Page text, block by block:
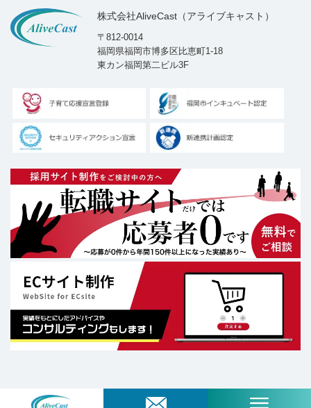
株式会社AliveCast（アライブキャスト）
〒812-0014
福岡県福岡市博多区比恵町1-18
東カン福岡第二ビル3F